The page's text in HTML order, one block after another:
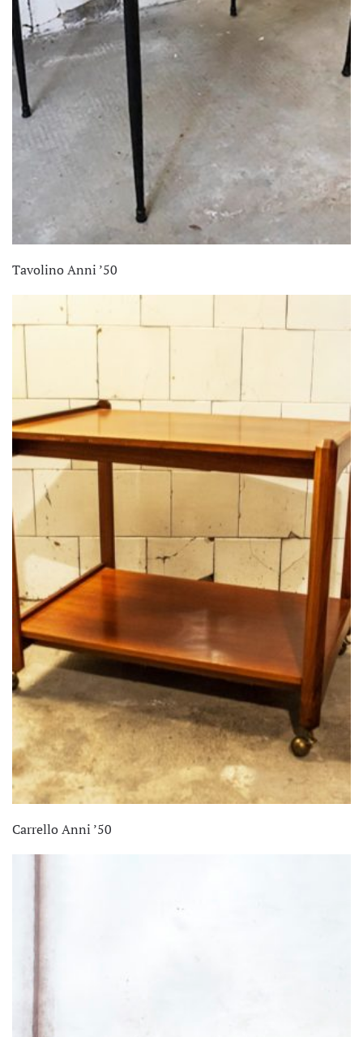
Tavolino Anni ’50
Carrello Anni ’50